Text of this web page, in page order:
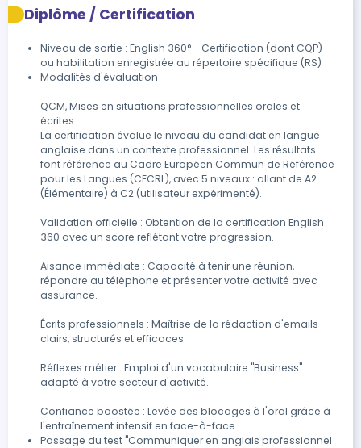
Diplôme / Certification
Niveau de sortie : English 360° - Certification (dont CQP)
ou habilitation enregistrée au répertoire spécifique (RS)
Modalités d'évaluation
QCM, Mises en situations professionnelles orales et
écrites.
La certification évalue le niveau du candidat en langue
anglaise dans un contexte professionnel. Les résultats
font référence au Cadre Européen Commun de Référence
pour les Langues (CECRL), avec 5 niveaux : allant de A2
(Élémentaire) à C2 (utilisateur expérimenté).
Validation officielle : Obtention de la certification English
360 avec un score reflétant votre progression.
Aisance immédiate : Capacité à tenir une réunion,
répondre au téléphone et présenter votre activité avec
assurance.
Écrits professionnels : Maîtrise de la rédaction d'emails
clairs, structurés et efficaces.
Réflexes métier : Emploi d'un vocabulaire "Business"
adapté à votre secteur d'activité.
Confiance boostée : Levée des blocages à l'oral grâce à
l'entraînement intensif en face-à-face.
Passage du test "Communiquer en anglais professionnel